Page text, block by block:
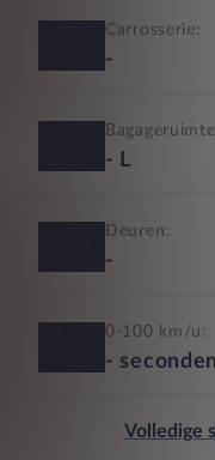
Carrosserie:
-
- L
Deuren:
-
0-100 km/u:
- seconden
Volledige